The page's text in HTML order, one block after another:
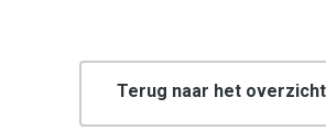
Terug naar het overzicht